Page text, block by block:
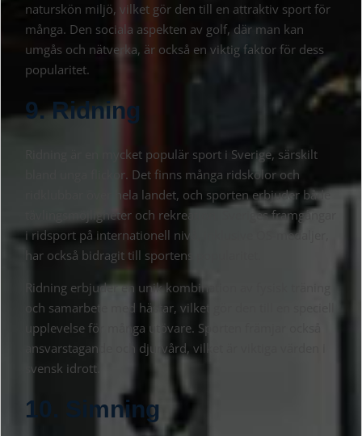
naturskön miljö, vilket gör den till en attraktiv sport för
många. Den sociala aspekten av golf, där man kan
umgås och nätverka, är också en viktig faktor för dess
popularitet.
9. Ridning
Ridning är en mycket populär sport i Sverige, särskilt
bland unga flickor. Det finns många ridskolor och
ridklubbar över hela landet, och sporten erbjuder både
tävlingsmöjligheter och rekreation. Sveriges framgångar
i ridsport på internationell nivå, inklusive OS-medaljer,
har också bidragit till sportens popularitet.
Ridning erbjuder en unik kombination av fysisk träning
och samarbete med hästar, vilket gör den till en speciell
upplevelse för många utövare. Sporten främjar också
ansvarstagande och djurvård, vilket är viktiga värden i
svensk idrott.
10. Simning